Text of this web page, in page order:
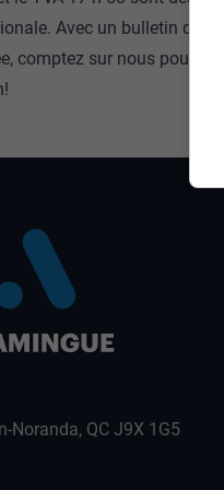
Avec un bulletin de
comptez sur nous pour
Noranda, QC J9X 1G5